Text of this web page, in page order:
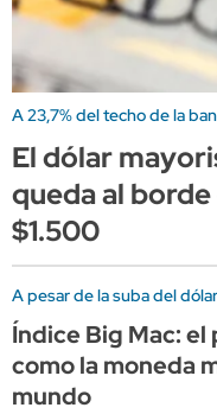
A 23,7% del techo de la
El dólar
queda al
$1.500
A pesar de la suba del dólar
Índice Big Mac:
como la moneda
mundo